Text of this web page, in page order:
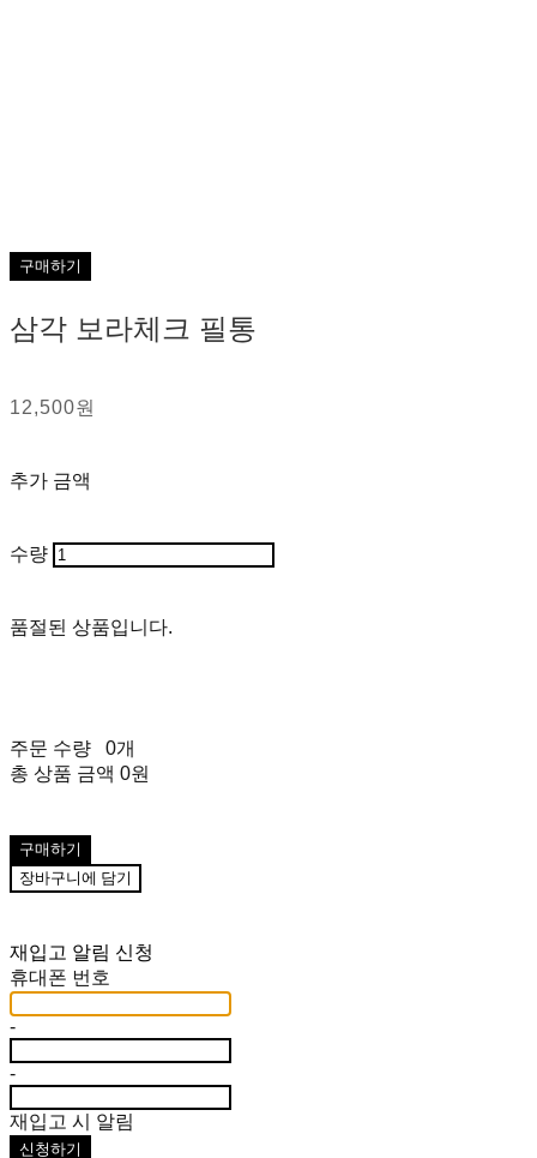
구매하기
삼각 보라체크 필통
12,500원
추가 금액
수량
품절된 상품입니다.
주문 수량
0개
총 상품 금액 0원
구매하기
장바구니에 담기
재입고 알림 신청
휴대폰 번호
-
-
재입고 시 알림
신청하기